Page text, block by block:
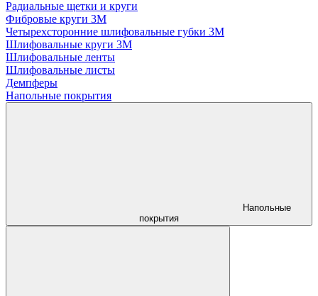
Радиальные щетки и круги
Фибровые круги 3М
Четырехсторонние шлифовальные губки 3M
Шлифовальные круги 3М
Шлифовальные ленты
Шлифовальные листы
Демпферы
Напольные покрытия
Напольные
покрытия